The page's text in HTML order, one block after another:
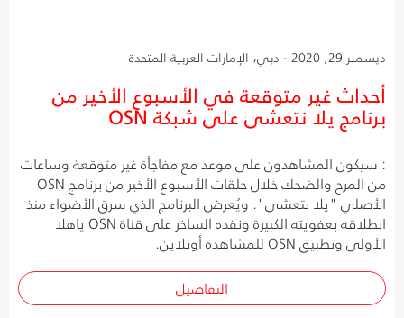
ديسمبر 29, 2020 - دبي، الإمارات العربية المتحدة
أحداث غير متوقعة في الأسبوع الأخير من
برنامج يلا نتعشى على شبكة OSN
: سيكون المشاهدون على موعد مع مفاجأة غير متوقعة وساعات
من المرح والضحك خلال حلقات الأسبوع الأخير من برنامج OSN
الأصلي "يلا نتعشى". ويُعرض البرنامج الذي سرق الأضواء منذ
انطلاقه بعفويته الكبيرة ونقده الساخر على قناة OSN ياهلا
الأولى وتطبيق OSN للمشاهدة أونلاين.
التفاصيل